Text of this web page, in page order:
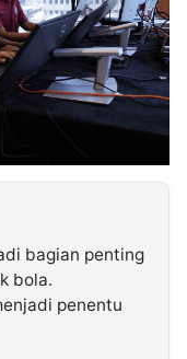
bagian penting
bola.
penentu